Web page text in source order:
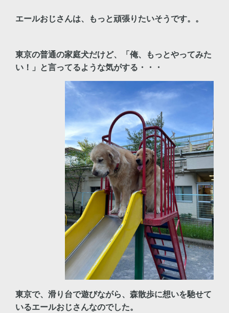
エールおじさんは、もっと頑張りたいそうです。。
東京の普通の家庭犬だけど、「俺、もっとやってみた
い！」と言ってるような気がする・・・
東京で、滑り台で遊びながら、森散歩に想いを馳せて
いるエールおじさんなのでした。